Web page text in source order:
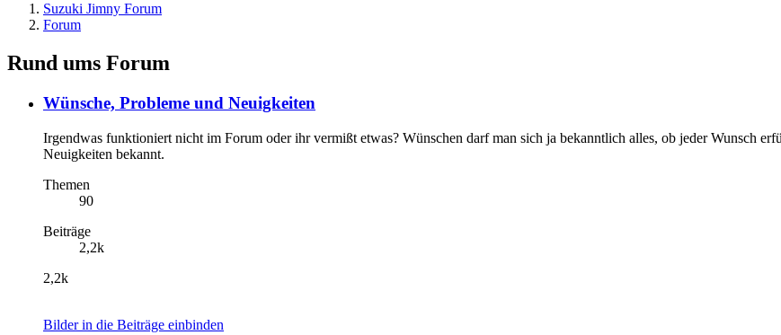
Suzuki Jimny Forum
Forum
Rund ums Forum
Wünsche, Probleme und Neuigkeiten
Irgendwas funktioniert nicht im Forum oder ihr vermißt etwas? Wünschen darf man sich ja bekanntlich alles, ob jeder Wunsch
Neuigkeiten bekannt.
Themen
90
Beiträge
2,2k
2,2k
Bilder in die Beiträge einbinden